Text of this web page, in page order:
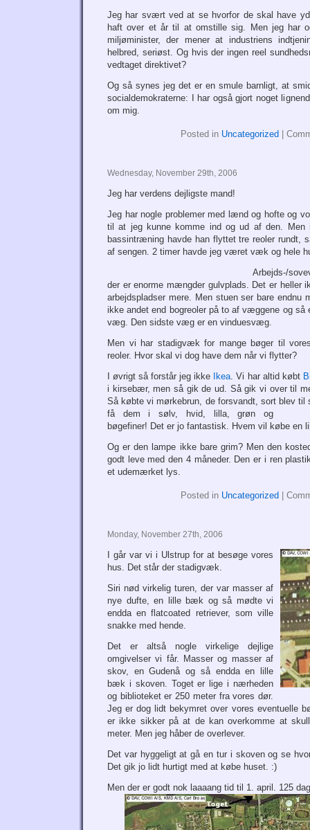
Jeg har svært ved at se hvorfor de skal have
haft over et år til at omstille sig. Men jeg har
miljøminister, der mener at industriens
helbred, seriøst. Og hvis der ingen reel
vedtaget direktivet?
Og så synes jeg det er en smule barnligt, at
socialdemokraterne: I har også gjort noget
om mig.
Posted in Uncategorized
Wednesday, November 29th, 2006
Jeg har verdens dejligste mand!
Jeg har nogle problemer med lænd og hofte og
til at jeg kunne komme ind og ud af den.
bassintræning havde han flyttet tre reoler rundt,
af sengen. 2 timer havde jeg været væk og hele
Arbejds-/
der er enorme mængder gulvplads. Det er heller
arbejdspladser mere. Men stuen ser bare endnu
ikke andet end bogreoler på to af væggene og så
væg. Den sidste væg er en vinduesvæg.
Men vi har stadigvæk for mange bøger til
reoler. Hvor skal vi dog have dem når vi flytter?
I øvrigt så forstår jeg ikke
Ikea. Vi har altid købt
i kirsebær, men så gik de ud. Så gik vi over til
Så købte vi mørkebrun, de forsvandt, sort blev til
få dem i sølv, hvid, lilla, grøn og
bøgefiner! Det er jo fantastisk. Hvem vil købe en
Og er den lampe ikke bare grim? Men den
godt leve med den 4 måneder. Den er i ren
et udemærket lys.
Posted in Uncategorized
Monday, November 27th, 2006
I går var vi i Ulstrup for at besøge vores
hus. Det står der stadigvæk.
Siri nød virkelig turen, der var masser af
nye dufte, en lille bæk og så mødte vi
endda en flatcoated retriever, som ville
snakke med hende.
Det er altså nogle virkelige dejlige
omgivelser vi får. Masser og masser af
skov, en Gudenå og så endda en lille
bæk i skoven. Toget er lige i nærheden
og biblioteket er 250 meter fra vores dør.
Jeg er dog lidt bekymret over vores eventuelle
er ikke sikker på at de kan overkomme at
meter. Men jeg håber de overlever.
Det var hyggeligt at gå en tur i skoven og se
Det gik jo lidt hurtigt med at købe huset. :)
Men der er godt nok laaaang tid til 1. april. 125